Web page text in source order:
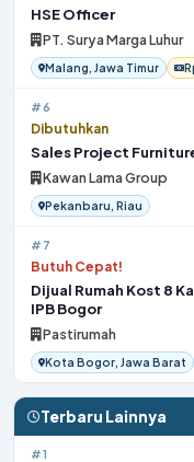
HSE Officer
PT. Surya Marga Luhur
Malang, Jawa Timur
#6
Dibutuhkan
Sales Project
Kawan Lama Group
Pekanbaru, Riau
#7
Butuh Cepat!
Dijual Rumah Kost 8
IPB Bogor
Pastirumah
Kota Bogor, Jawa Barat
Terbaru Lainnya
#1